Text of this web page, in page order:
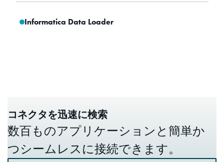
Informatica Data Loader
コネクタを迅速に検索
数百ものアプリケーションと簡単か
つシームレスに接続できます。